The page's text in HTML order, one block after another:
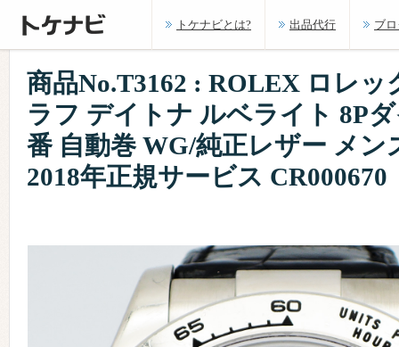
トケナビとは? 出品代行 ブ
商品No.T3162 : ROLEX ロレッ
ラフ デイトナ ルベライト 8P
番 自動巻 WG/純正レザー メン
2018年正規サービス CR000670